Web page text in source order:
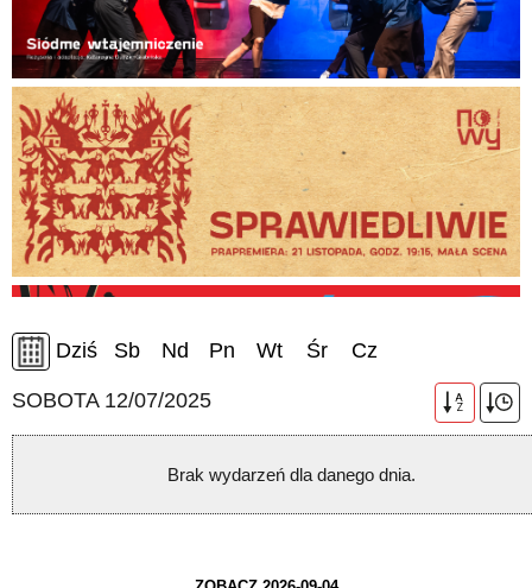
Dziś Sb Nd Pn Wt Śr Cz
SOBOTA 12/07/2025 A
Z
Brak wydarzeń dla danego dnia.